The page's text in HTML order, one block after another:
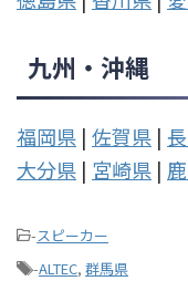
九州・沖縄
福岡県 | 佐賀県 |
大分県 | 宮崎県 |
-スピーカー
-ALTEC, 群馬県